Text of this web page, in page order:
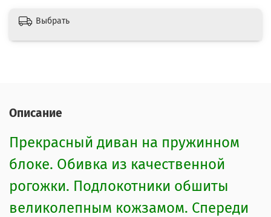
Выбрать
Описание
Прекрасный диван на пружинном
блоке. Обивка из качественной
рогожки. Подлокотники обшиты
великолепным кожзамом. Спереди